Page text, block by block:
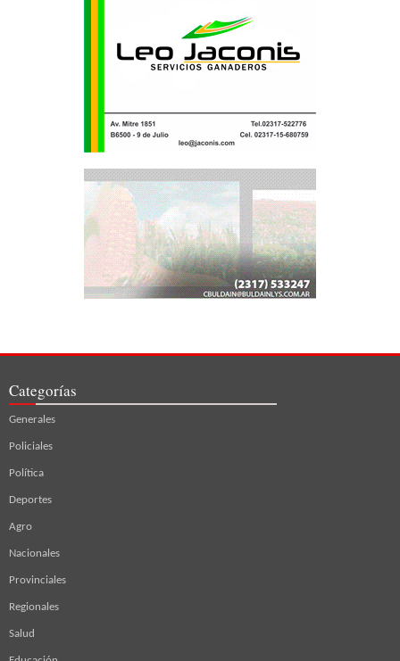
Categorías
Generales
Policiales
Política
Deportes
Agro
Nacionales
Provinciales
Regionales
Salud